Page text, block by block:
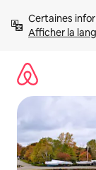
directement
Afficher la